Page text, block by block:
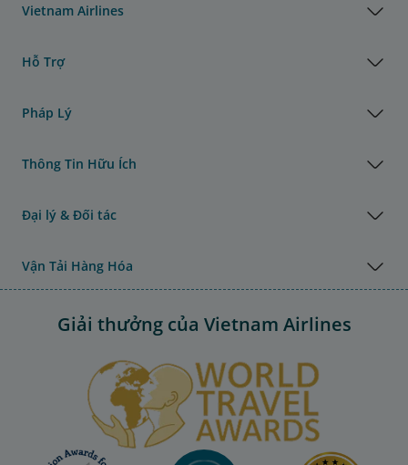
Vietnam Airlines
Hỗ Trợ
Pháp Lý
Thông Tin Hữu Ích
Đại lý & Đối tác
Vận Tải Hàng Hóa
Giải thưởng của Vietnam Airlines